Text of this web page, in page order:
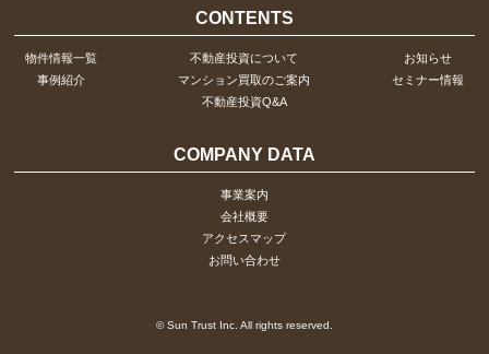
CONTENTS
物件情報一覧
事例紹介
不動産投資について
マンション買取のご案内
不動産投資Q&A
お知らせ
セミナー情報
COMPANY DATA
事業案内
会社概要
アクセスマップ
お問い合わせ
© Sun Trust Inc. All rights reserved.